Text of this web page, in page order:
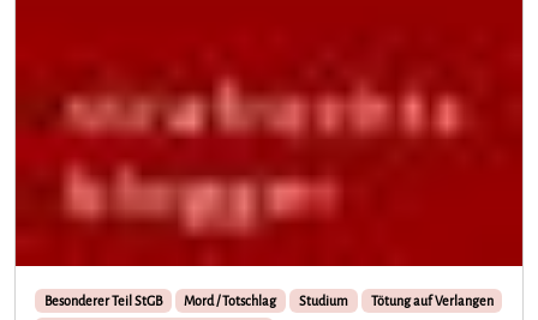
Besonderer Teil StGB Mord / Totschlag Studium
Tötung auf Verlangen